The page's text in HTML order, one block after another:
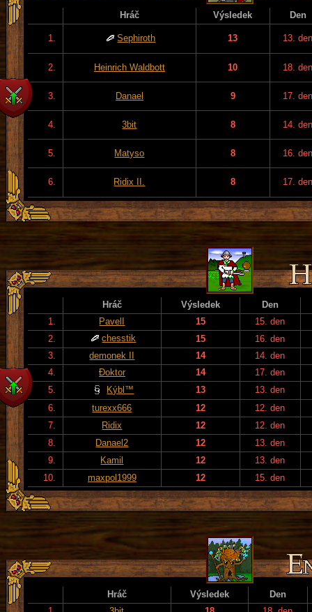
Hráč Výsledek Den
1. Sephiroth 13 13.
2. Heinrich Waldbott 10 18.
3. Danael 9 17.
4. 3bit 8 14.
5. Matyso 8 16.
6. Ridix II. 8 17.
Hráč Výsledek
Den
1.
PavelI 15
15. den
2.
chesstik 15
16. den
3.
demonek II 14
14. den
4.
Đoktor 14
17. den
5.
Kýbl™ 13
13. den
6.
turexx666 12
12. den
7.
Ridix 12
12. den
8.
Danael2 12
13. den
9.
Kamil 12
13. den
10.
maxpol1999 12 15. den
Hráč Výsledek
Den